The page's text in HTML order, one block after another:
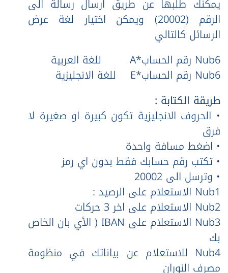
يمكنك طلبها عن طريق ارسال رسالة الى
الرقم (20002) ويمكن اختيار لغة عرض
الرسائل كالتالي
Nub6 رقم الحساب*A للغة العربية
Nub6 رقم الحساب*E للغة الانجليزية
طريقة الكتابة :
• الحروف الانجليزية تكون كبيرة او صغيرة لا
فرق
• اضغط مسافة واحدة
• تكتب رقم حسابك فقط بدون اي رمز
• وترسل الى 20002
Nub1 الاستعلام على الرصيد :
Nub2 الاستعلام على اخر 3 حركات
Nub3 الاستعلام على IBAN ( الأي بان الخاص
بك
Nub4 للاستعلام عن بياناتك في منظومة
مصرف النوران